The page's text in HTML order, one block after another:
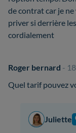
de contrat car je
priver si derrière
cordialement
Roger bernard -
Quel tarif pouvez
Juliette